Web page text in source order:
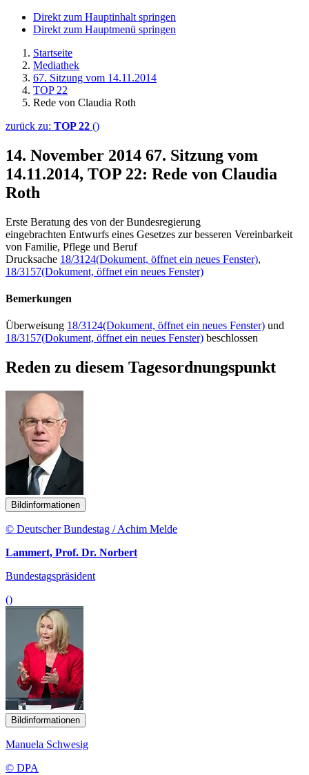
Direkt zum Hauptinhalt springen
Direkt zum Hauptmenü springen
Startseite
Mediathek
67. Sitzung vom 14.11.2014
TOP 22
Rede von Claudia Roth
zurück zu: TOP 22 ()
14. November 2014 67. Sitzung vom
14.11.2014, TOP 22: Rede von Claudia
Roth
Erste Beratung des von der Bundesregierung
eingebrachten Entwurfs eines Gesetzes zur besseren Vereinbarkeit
von Familie, Pflege und Beruf
Drucksache 18/3124(Dokument, öffnet ein neues Fenster),
18/3157(Dokument, öffnet ein neues Fenster)
Bemerkungen
Überweisung 18/3124(Dokument, öffnet ein neues Fenster) und
18/3157(Dokument, öffnet ein neues Fenster) beschlossen
Reden zu diesem Tagesordnungspunkt
Bildinformationen
© Deutscher Bundestag / Achim Melde
Lammert, Prof. Dr. Norbert
Bundestagspräsident
()
Bildinformationen
Manuela Schwesig
© DPA